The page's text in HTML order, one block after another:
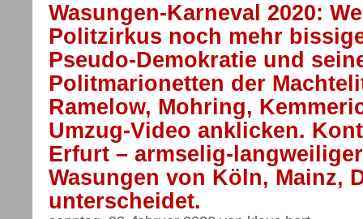
Wasungen-Karneval 2020:
Politzirkus noch mehr
Pseudo-Demokratie und
Politmarionetten der
Ramelow, Mohring,
Umzug-Video anklicken.
Erfurt – armselig-
Wasungen von Köln, Mainz,
unterscheidet.